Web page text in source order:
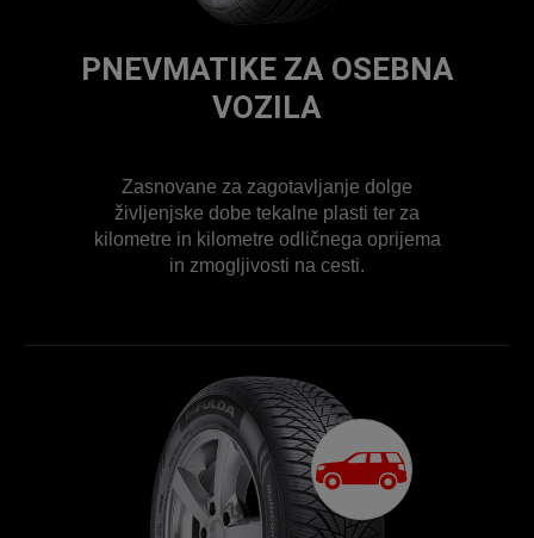
PNEVMATIKE ZA OSEBNA
VOZILA
Zasnovane za zagotavljanje dolge
življenjske dobe tekalne plasti ter za
kilometre in kilometre odličnega oprijema
in zmogljivosti na cesti.